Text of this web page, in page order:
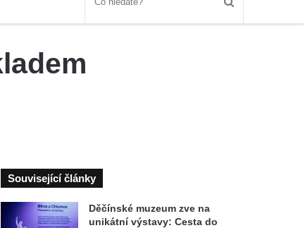
Související články
Děčínské muzeum zve na
unikátní výstavy: Cesta do